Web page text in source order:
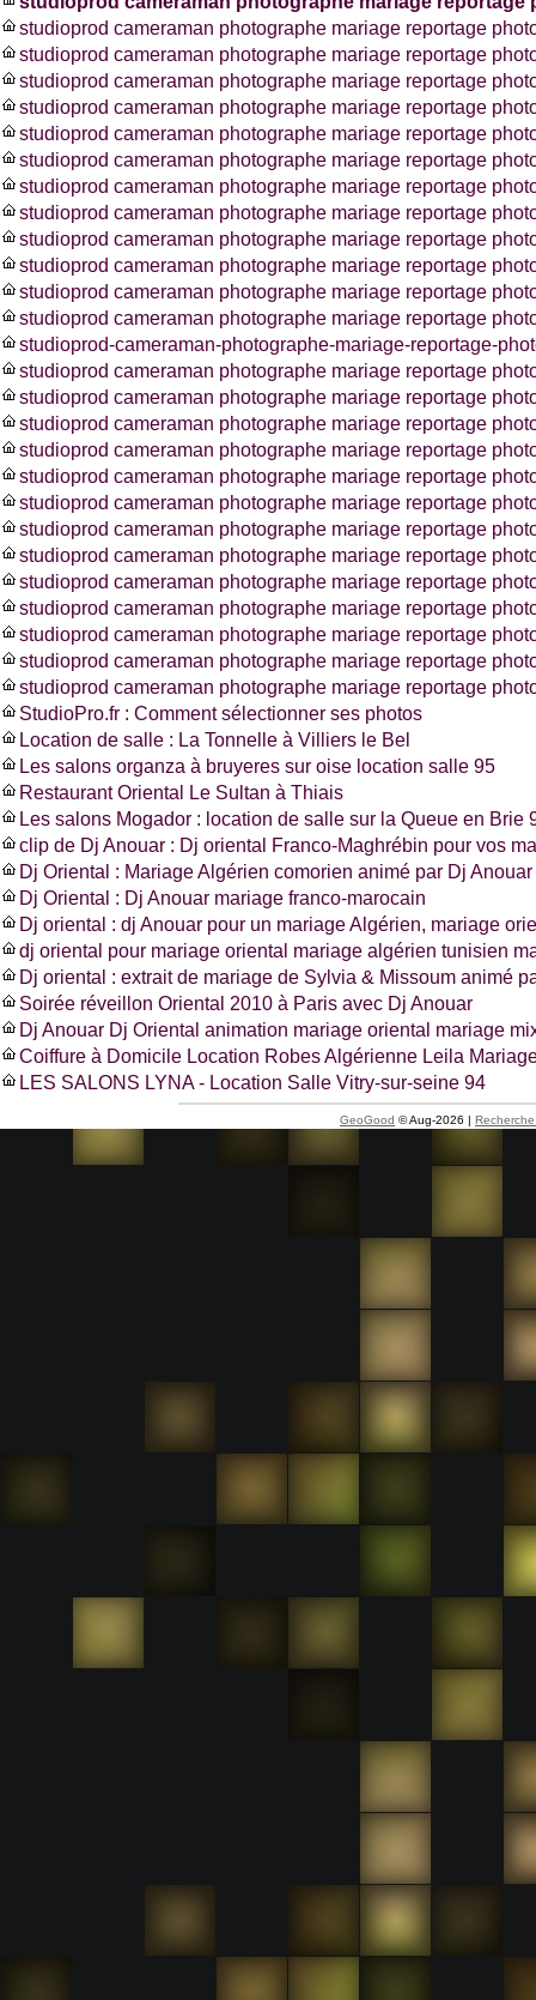
studioprod cameraman photographe mariage reportage
studioprod cameraman photographe mariage reportage
studioprod cameraman photographe mariage reportage
studioprod cameraman photographe mariage reportage
studioprod cameraman photographe mariage reportage
studioprod cameraman photographe mariage reportage
studioprod cameraman photographe mariage reportage
studioprod cameraman photographe mariage reportage
studioprod cameraman photographe mariage reportage
studioprod cameraman photographe mariage reportage
studioprod cameraman photographe mariage reportage
studioprod cameraman photographe mariage reportage
studioprod-cameraman-photographe-mariage-reportage-
studioprod cameraman photographe mariage reportage
studioprod cameraman photographe mariage reportage
studioprod cameraman photographe mariage reportage
studioprod cameraman photographe mariage reportage
studioprod cameraman photographe mariage reportage
studioprod cameraman photographe mariage reportage
studioprod cameraman photographe mariage reportage
studioprod cameraman photographe mariage reportage
studioprod cameraman photographe mariage reportage
studioprod cameraman photographe mariage reportage
studioprod cameraman photographe mariage reportage
studioprod cameraman photographe mariage reportage
studioprod cameraman photographe mariage reportage
StudioPro.fr : Comment sélectionner ses photos
Location de salle : La Tonnelle à Villiers le Bel
Les salons organza à bruyeres sur oise location salle 95
Restaurant Oriental Le Sultan à Thiais
Les salons Mogador : location de salle sur la Queue en Brie
clip de Dj Anouar : Dj oriental Franco-Maghrébin pour vos
Dj Oriental : Mariage Algérien comorien animé par Dj Anouar
Dj Oriental : Dj Anouar mariage franco-marocain
Dj oriental : dj Anouar pour un mariage Algérien, mariage
dj oriental pour mariage oriental mariage algérien tunisien
Dj oriental : extrait de mariage de Sylvia & Missoum animé
Soirée réveillon Oriental 2010 à Paris avec Dj Anouar
Dj Anouar Dj Oriental animation mariage oriental mariage
Coiffure à Domicile Location Robes Algérienne Leila
LES SALONS LYNA - Location Salle Vitry-sur-seine 94
GeoGood © Aug-2026 |